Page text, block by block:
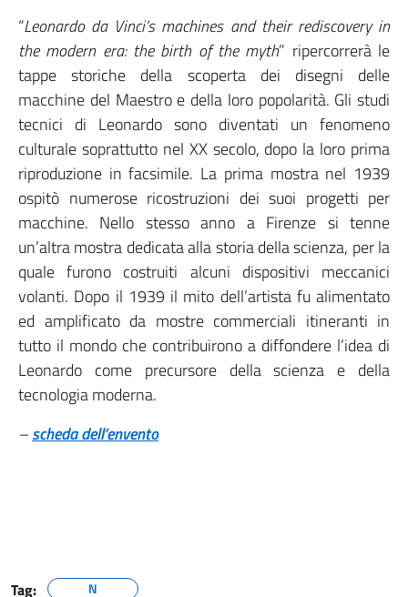
“Leonardo da Vinci’s machines and their rediscovery in
the modern era: the birth of the myth” ripercorrerà le
tappe storiche della scoperta dei disegni delle
macchine del Maestro e della loro popolarità. Gli studi
tecnici di Leonardo sono diventati un fenomeno
culturale soprattutto nel XX secolo, dopo la loro prima
riproduzione in facsimile. La prima mostra nel 1939
ospitò numerose ricostruzioni dei suoi progetti per
macchine. Nello stesso anno a Firenze si tenne
un’altra mostra dedicata alla storia della scienza, per la
quale furono costruiti alcuni dispositivi meccanici
volanti. Dopo il 1939 il mito dell’artista fu alimentato
ed amplificato da mostre commerciali itineranti in
tutto il mondo che contribuirono a diffondere l’idea di
Leonardo come precursore della scienza e della
tecnologia moderna.
–scheda dell’envento
Tag: N